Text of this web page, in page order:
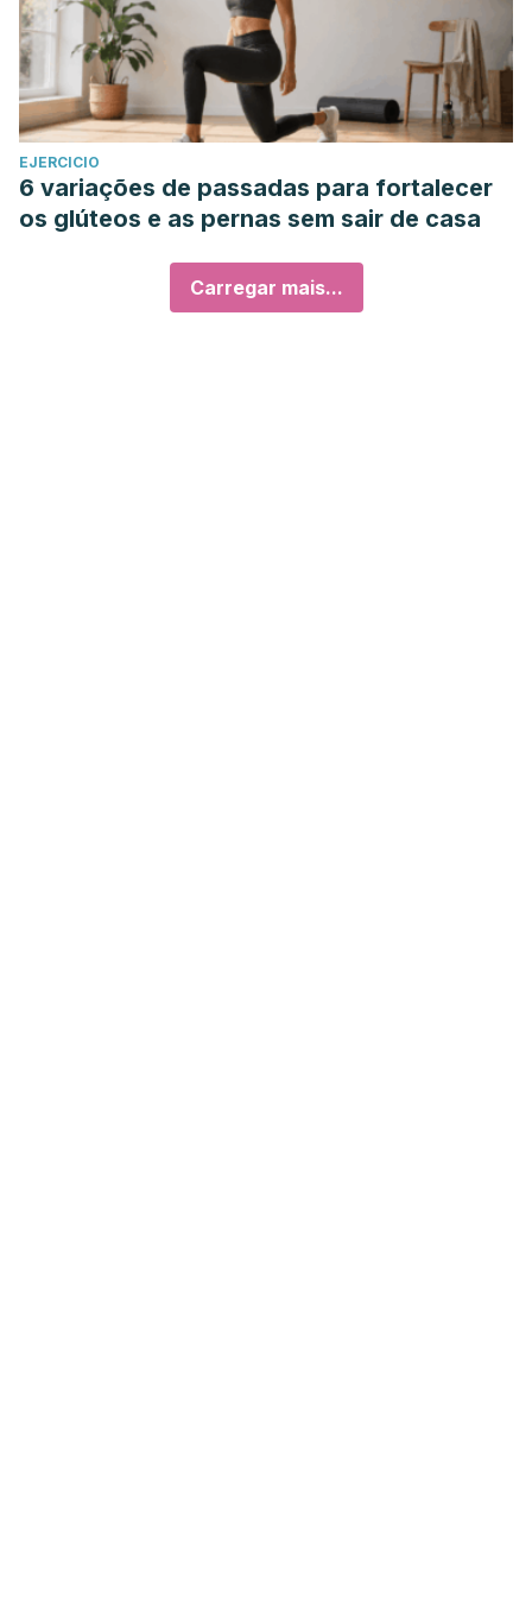
EJERCICIO
6 variações de passadas para fortalecer
os glúteos e as pernas sem sair de casa
Carregar mais...